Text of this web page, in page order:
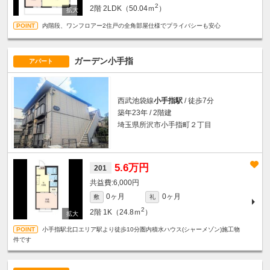
2階 2LDK（50.04ｍ2 ）
内階段、ワンフロアー2住戸の全角部屋仕様でプライバシーも安心
アパート ガーデン小手指
西武池袋線小手指駅 / 徒歩7分
築年23年 / 2階建
埼玉県所沢市小手指町２丁目
201 5.6万円
6,000円
敷 0ヶ月 礼
0ヶ月
2階 1K（24.8ｍ2 ）
小手指駅北口エリア駅より徒歩10分圏内積水ハウス(シャーメゾン)施工物
件です